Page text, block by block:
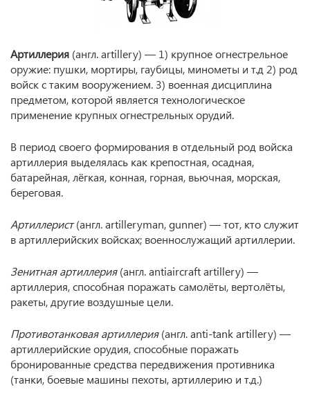
Артиллерия (англ. artillery) — 1) крупное огнестрельное
оружие: пушки, мортиры, гаубицы, минометы и т.д 2) род
войск с таким вооружением. 3) военная дисциплина
предметом, которой является технологическое
применение крупных огнестрельных орудий.
В период своего формирования в отдельный род войска
артиллерия выделялась как крепостная, осадная,
батарейная, лёгкая, конная, горная, вьючная, морская,
береговая.
Артиллерист(англ. artilleryman, gunner) — тот, кто служит
в артиллерийских войсках; военнослужащий артиллерии.
Зенитная артиллерия(англ. antiaircraft artillery) —
артиллерия, способная поражать самолёты, вертолёты,
ракеты, другие воздушные цели.
Противотанковая артиллерия(англ. anti-tank artillery) —
артиллерийские орудия, способные поражать
бронированные средства передвижения противника
(танки, боевые машины пехоты, артиллерию и т.д.)